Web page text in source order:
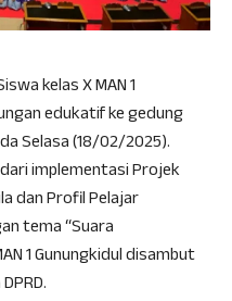
kelas X MAN 1
edukatif ke gedung
Selasa (18/02/2025).
implementasi Projek
dan Profil Pelajar
tema “Suara
1 Gunungkidul disambut